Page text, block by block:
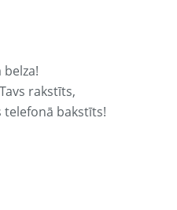
rakstīts,
telefonā bakstīts!